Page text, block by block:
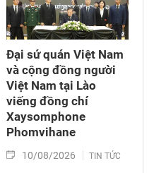
Đại sứ quán Việt Nam
và cộng đồng người
Việt Nam tại Lào
viếng đồng chí
Xaysomphone
Phomvihane
10/08/2026 TIN TỨC